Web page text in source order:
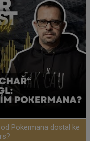
Pokermana dostal ke